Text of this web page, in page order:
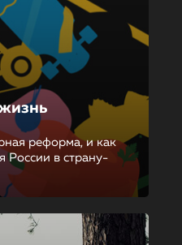
реформа, и как
России в страну-